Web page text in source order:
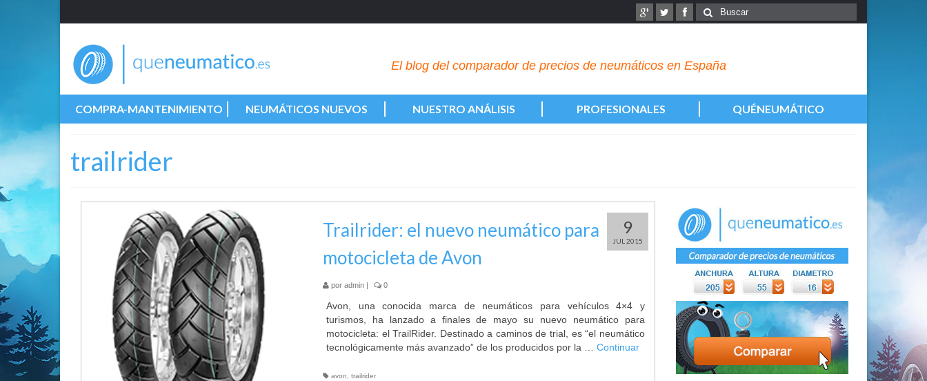
El blog del comparador de precios de neumáticos en España
COMPRA-MANTENIMIENTO NEUMÁTICOS NUEVOS NUESTRO ANÁLISIS PROFESIONALES QUÉNEUMÁTICO
trailrider
9
JUL 2015
Trailrider: el nuevo neumático para
motocicleta de Avon
por admin 0
Avon, una conocida marca de neumáticos para vehículos 4×4 y
turismos, ha lanzado a finales de mayo su nuevo neumático para
motocicleta: el TrailRider. Destinado a caminos de trial, es “el neumático
tecnológicamente más avanzado” de los producidos por la … Continuar
avon, trailrider